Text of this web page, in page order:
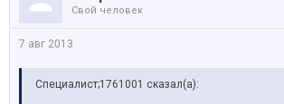
Свой человек
7 авг 2013
Специалист;1761001 сказал(а):